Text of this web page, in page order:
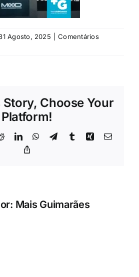
Agosto, 2025
Comentários
Story, Choose Your
Platform!
RedditLinkedInWhatsApp
TelegramTumblrXing Email
Mais Guimarães